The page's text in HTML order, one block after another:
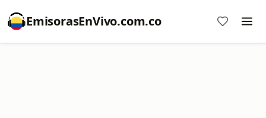
EmisorasEnVivo.com.co